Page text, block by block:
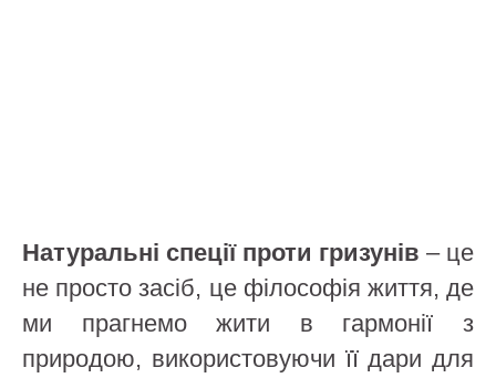
Натуральні спеції проти гризунів – це
не просто засіб, це філософія життя, де
ми прагнемо жити в гармонії з
природою, використовуючи її дари для